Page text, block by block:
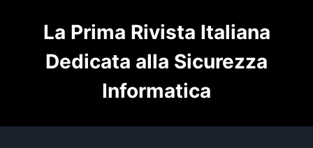
La Prima Rivista Italiana
Dedicata alla Sicurezza
Informatica